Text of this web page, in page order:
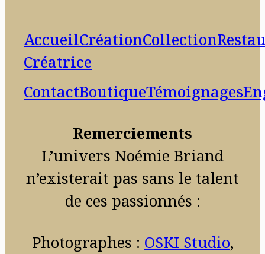
AccueilCréationCollection
Créatrice
ContactBoutiqueTémoignages
Remerciements
L’univers Noémie Briand
n’existerait pas sans le talent
de ces passionnés :
Photographes : OSKI Studio,